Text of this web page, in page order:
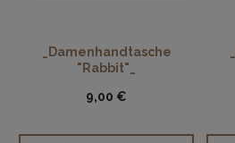
_Damenhandtasche
"Rabbit"_
9,00 €